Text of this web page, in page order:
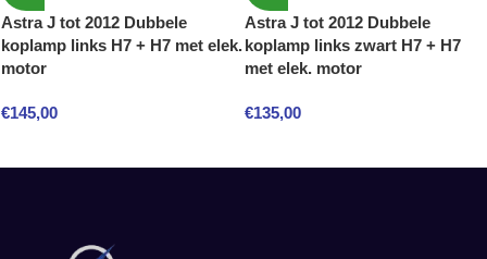
Astra J tot 2012 Dubbele
koplamp links H7 + H7 met elek.
motor
€145,00
Astra J tot 2012 Dubbele
koplamp links zwart H7 + H7
met elek. motor
€135,00